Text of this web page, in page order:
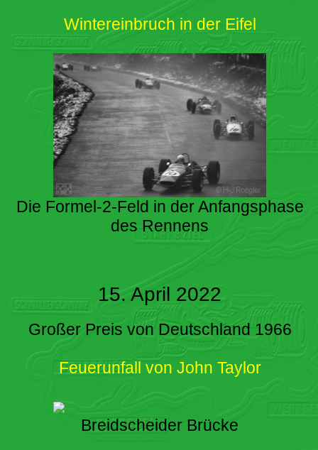
Wintereinbruch in der Eifel
Die Formel-2-Feld in der Anfangsphase
des Rennens
15. April 2022
Großer Preis von Deutschland 1966
Feuerunfall von John Taylor
Breidscheider Brücke